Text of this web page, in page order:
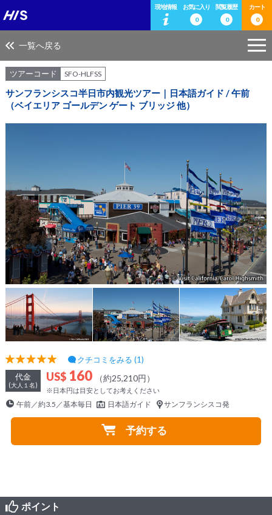
現地情報
お気に入り
0
閲覧履歴
0
カート
0
一覧へ戻る
ツアーコード SFO-HLFSS
サンフランシスコ半日市内観光ツアー｜日本語ガイド / 午前
（ベイエリア ゴールデン ゲート ブリッジ 他）
クチコミをみる (1)
代金
(大人１名)
US$ 160 （約25,210円）
※日本円は目安としてお考えください
午前／約3.5／基本毎日 日本語ガイド サンフランシスコ発
予約する
ポイント